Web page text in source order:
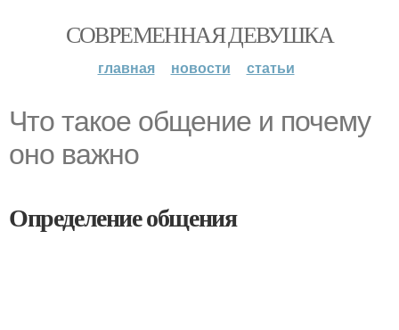
СОВРЕМЕННАЯ ДЕВУШКА
главная новости статьи
Что такое общение и почему
оно важно
Определение общения